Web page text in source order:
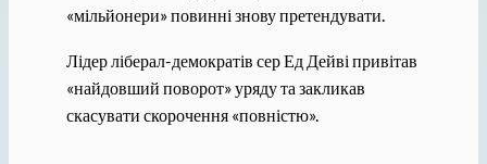
«мільйонери» повинні знову претендувати.
Лідер ліберал-демократів сер Ед Дейві привітав
«найдовший поворот» уряду та закликав
скасувати скорочення «повністю».